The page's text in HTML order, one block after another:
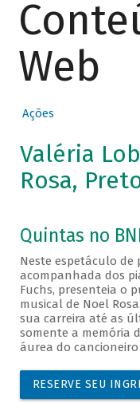
Web
Ações
Valéria
Rosa,
Quintas no
Neste espetáculo de
acompanhada dos
Fuchs, presenteia o
musical de Noel
sua carreira até as
somente a memória
áurea do
RESERVE SEU